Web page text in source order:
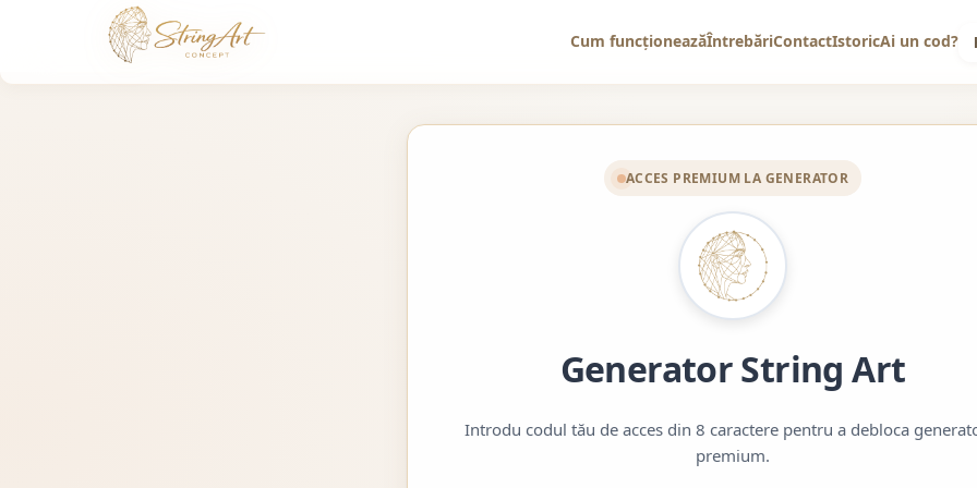
Cum funcționeazăÎntrebăriContactIstoricAi un cod?
ACCES PREMIUM LA GENERATOR
Generator String Art
Introdu codul tău de acces din 8 caractere pentru a debloca
premium.
Acces Generator String Art | String Art